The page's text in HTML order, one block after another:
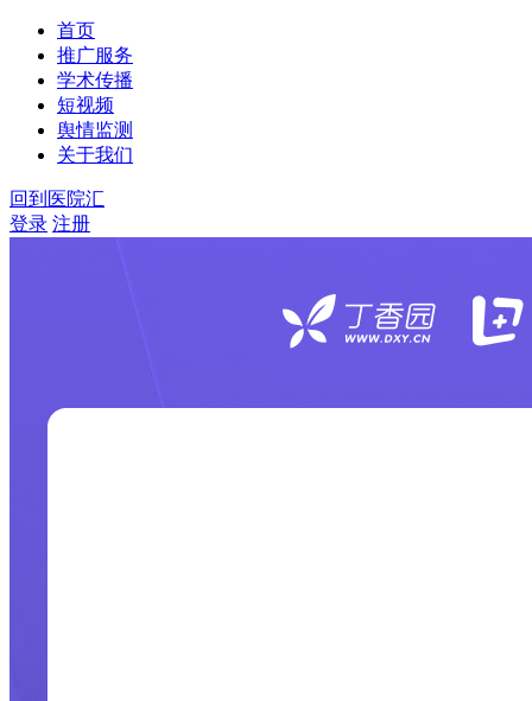
首页
推广服务
学术传播
短视频
舆情监测
关于我们
回到医院汇
登录 注册